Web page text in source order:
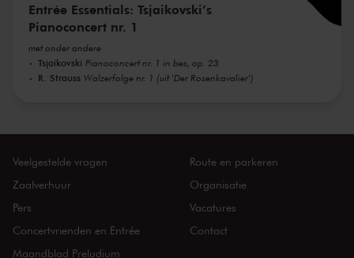
Entrée Essentials: Tsjaikovski’s
Pianoconcert nr. 1
met onder andere
Tsjaikovski Pianoconcert nr. 1 in bes, op. 23
R. Strauss Walzerfolge nr. 1 (uit 'Der Rosenkavalier')
Veelgestelde vragen
Zaalverhuur
Pers
Concertvrienden en Entrée
Maandblad Preludium
Route en parkeren
Organisatie
Vacatures
Contact